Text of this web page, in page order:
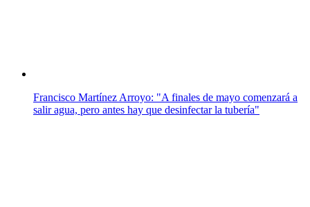
Francisco Martínez Arroyo: "A finales de mayo comenzará a
salir agua, pero antes hay que desinfectar la tubería"